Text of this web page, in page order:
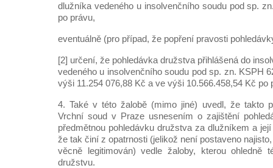
dlužníka vedeného u insolvenčního soudu pod sp.
po právu,
eventuálně (pro případ, že popření pravosti
[2] určení, že pohledávka družstva přihlášená do
vedeného u insolvenčního soudu pod sp. zn. KSPH
výši 11.254 076,88 Kč a ve výši 10.566.458,54 Kč po
4. Také v této žalobě (mimo jiné) uvedl, že takto
Vrchní soud v Praze usnesením o zajištění
předmětnou pohledávku družstva za dlužníkem a
že tak činí z opatrnosti (jelikož není postaveno
věcně legitimován) vedle žaloby, kterou ohledně
družstvu.